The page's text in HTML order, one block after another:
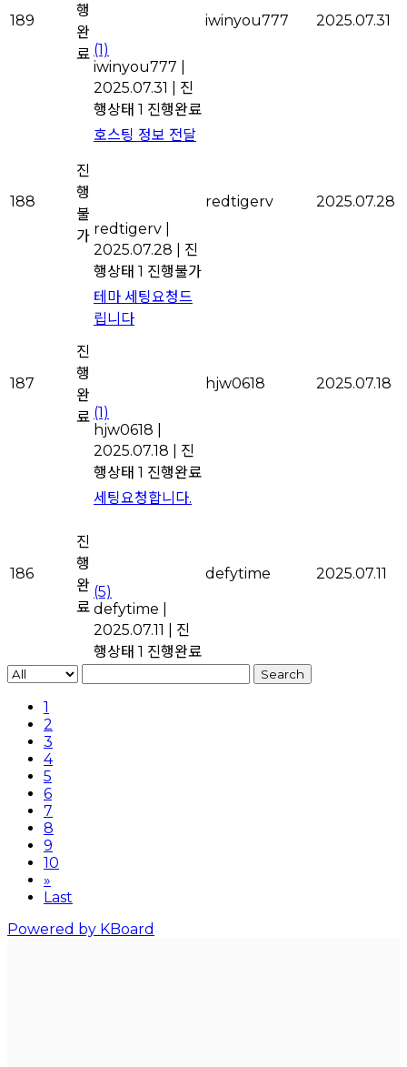
189
행
완
료 (1)
iwinyou777
2025.07.31
진
행상태 1 진행완료
iwinyou777 2025.07.31
188
진
행
불
가
호스팅 정보 전달
redtigerv
2025.07.28
진
행상태 1 진행불가
redtigerv 2025.07.28
187
진
행
완
료
테마 세팅요청드
립니다
(1)
hjw0618
2025.07.18
진
행상태 1 진행완료
hjw0618 2025.07.18
186
진
행
완
료
세팅요청합니다.
(5)
defytime
2025.07.11
진
행상태 1 진행완료
defytime 2025.07.11
Search
1
2
3
4
5
6
7
8
9
10
»
Last
Powered by KBoard